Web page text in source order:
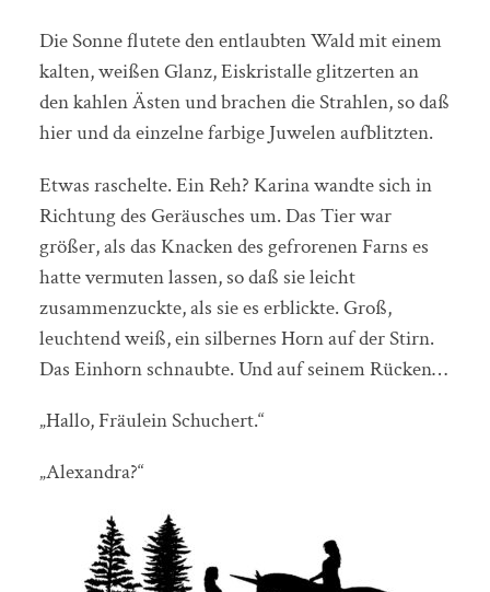
Die Sonne flutete den entlaubten Wald mit einem
kalten, weißen Glanz, Eiskristalle glitzerten an
den kahlen Ästen und brachen die Strahlen, so daß
hier und da einzelne farbige Juwelen aufblitzten.
Etwas raschelte. Ein Reh? Karina wandte sich in
Richtung des Geräusches um. Das Tier war
größer, als das Knacken des gefrorenen Farns es
hatte vermuten lassen, so daß sie leicht
zusammenzuckte, als sie es erblickte. Groß,
leuchtend weiß, ein silbernes Horn auf der Stirn.
Das Einhorn schnaubte. Und auf seinem Rücken…
„Hallo, Fräulein Schuchert.“
„Alexandra?“